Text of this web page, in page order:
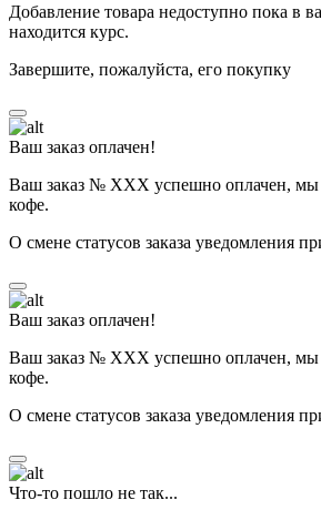
Добавление товара недоступно пока в
находится курс.
Завершите, пожалуйста, его покупку
Ваш заказ оплачен!
Ваш заказ № ХХХ успешно оплачен, мы
кофе.
О смене статусов заказа уведомления
Ваш заказ оплачен!
Ваш заказ № ХХХ успешно оплачен, мы
кофе.
О смене статусов заказа уведомления
Что-то пошло не так...